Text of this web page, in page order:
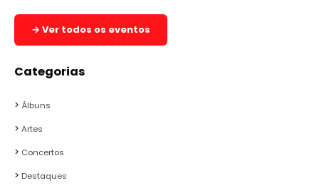
→ Ver todos os eventos
Categorias
Álbuns
Artes
Concertos
Destaques